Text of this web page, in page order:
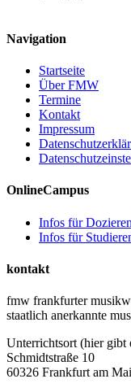
Navigation
Startseite
Über FMW
Termine
Kontakt
Impressum
OnlineCampus
Infos für
Infos für
kontakt
fmw frankfurter
staatlich anerkannte
Unterrichtsort (hier gibt
Schmidtstraße 10
60326 Frankfurt am